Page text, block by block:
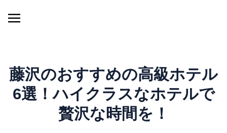
藤沢のおすすめの高級ホテル
6選！ハイクラスなホテルで
贅沢な時間を！